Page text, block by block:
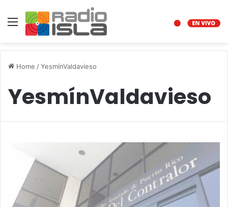
Menu
Home /YesmínValdavieso
YesmínValdavieso